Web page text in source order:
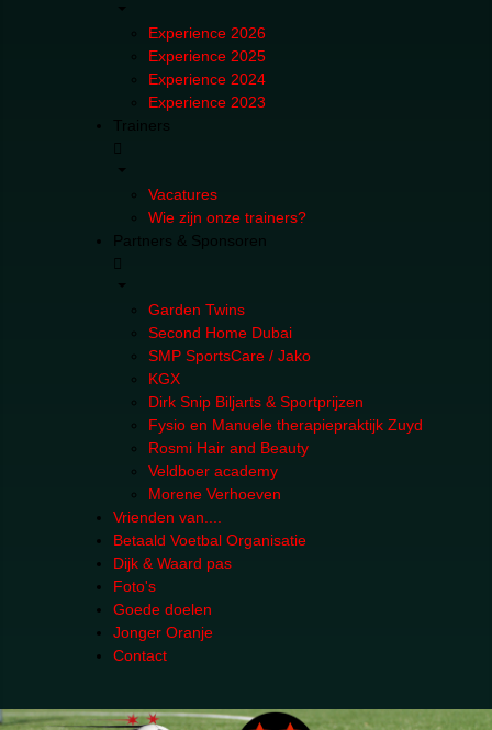
Experience 2026
Experience 2025
Experience 2024
Experience 2023
Trainers
Vacatures
Wie zijn onze trainers?
Partners & Sponsoren
Garden Twins
Second Home Dubai
SMP SportsCare / Jako
KGX
Dirk Snip Biljarts & Sportprijzen
Fysio en Manuele therapiepraktijk Zuyd
Rosmi Hair and Beauty
Veldboer academy
Morene Verhoeven
Vrienden van....
Betaald Voetbal Organisatie
Dijk & Waard pas
Foto's
Goede doelen
Jonger Oranje
Contact